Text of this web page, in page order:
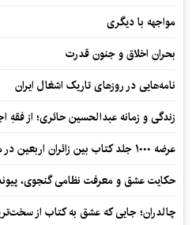
مواجهه با دیگری
بحران اخلاق و جنون قدرت
نامه‌هایی در روزهای تاریک اشغال ایران
زندگی و زمانه عبدالحسین حائری؛ از
عرضه ۱۰۰۰ جلد کتاب بین زائران اربعین در مرزهای کرمانشاه
حکایت عشق و معرفت نظامی گنجوی،
چالدران؛ جایی که عشق به کتاب از